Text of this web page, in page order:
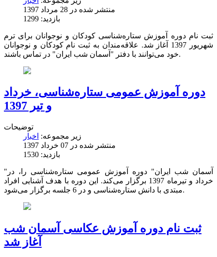
منتشر شده در 28 مرداد 1397
بازدید: 1299
ثبت نام دوره آموزش ستاره‌شناسی کودکان و نوجوانان برای ترم
شهریور 1397 آغاز شد. علاقه‌مندان به ثبت نام کودکان و نوجوانان
خود می‌توانند با دفتر "آسمان شب ایران" در تماس باشند.
دوره آموزش عمومی ستاره‌شناسی، خرداد
و تیر 1397
توضیحات
زیر مجموعه: اخبار
منتشر شده در 07 خرداد 1397
بازدید: 1530
"آسمان شب ایران" دوره آموزش عمومی ستاره‌شناسی را، در
خرداد و تیرماه 1397 برگزار می‌کند. این دوره با هدف آشنایی افراد
مبتدی با دانش ستاره‌شناسی و در 6 جلسه برگزار می‌شود.
ثبت نام دوره آموزش عکاسی آسمان شب
آغاز شد